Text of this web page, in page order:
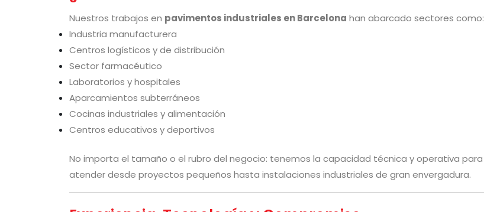
Nuestros trabajos en pavimentos industriales en Barcelona han abarcado sectores como:
Industria manufacturera
Centros logísticos y de distribución
Sector farmacéutico
Laboratorios y hospitales
Aparcamientos subterráneos
Cocinas industriales y alimentación
Centros educativos y deportivos
No importa el tamaño o el rubro del negocio: tenemos la capacidad técnica y operativa para
atender desde proyectos pequeños hasta instalaciones industriales de gran envergadura.